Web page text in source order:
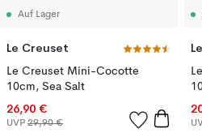
Auf Lager
Le Creuset
Le Creuset Mini-Cocotte
10cm, Sea Salt
26,90 €
UVP 29,90 €